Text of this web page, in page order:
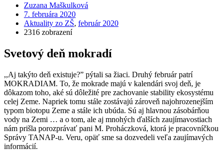
Zuzana Maškulková
7. februára 2020
Aktuality zo ZŠ, február 2020
2316 zobrazení
Svetový deň mokradí
,,Aj takýto deň existuje?” pýtali sa žiaci. Druhý február patrí
MOKRADIAM. To, že mokrade majú v kalendári svoj deň, je
dôkazom toho, aké sú dôležité pre zachovanie stability ekosystému
celej Zeme. Napriek tomu stále zostávajú zároveň najohrozenejším
typom biotopu Zeme a stále ich ubúda. Sú aj hlavnou zásobárňou
vody na Zemi … a o tom, ale aj mnohých ďalších zaujímavostiach
nám prišla porozprávať pani M. Proháczková, ktorá je pracovníčkou
Správy TANAP-u. Veru, opäť sme sa dozvedeli veľa zaujímavých
informácií.